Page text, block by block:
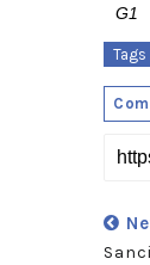
G1
Tags